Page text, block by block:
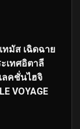
ทมัส เฉิดฉาย
เทศอิตาลี
ลคชั่นไฮจิ
VOYAGE